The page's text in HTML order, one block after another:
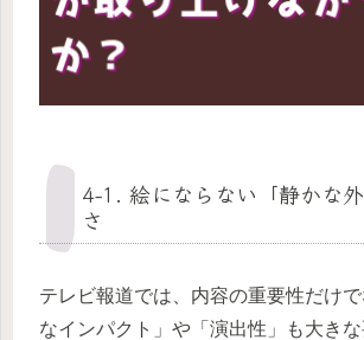
4-1. 絵にならない「静かな
さ
テレビ報道では、内容の重要性だけ
なインパクト」や「演出性」も大き